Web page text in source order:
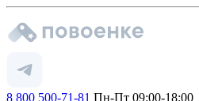
8 800 500-71-81 Пн-Пт 09:00-18:00